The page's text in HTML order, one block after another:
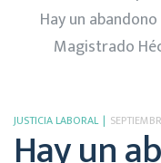
Hay un
Magistrado
JUSTICIA LABORAL